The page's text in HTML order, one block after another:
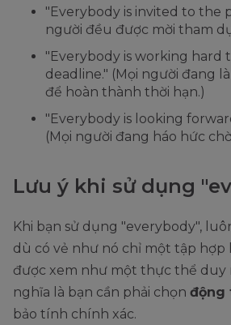
"Everybody is invited to the
người đều được mời tham
"Everybody is working hard
deadline." (Mọi người đang
để hoàn thành thời hạn.)
"Everybody is looking
(Mọi người đang háo hức
Lưu ý khi sử dụng
Khi bạn sử dụng "everybody",
dù có vẻ như nó chỉ một tập hợp
được xem như một thực thể duy
nghĩa là bạn cần phải chọn động
bảo tính chính xác.